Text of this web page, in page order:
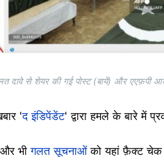
दावे से शेयर की गई पोस्ट (बायें) और एएफ़पी
'द इंडिपेंडेंट' द्वारा हमले के बारे में
भीगलत सूचनाओंको यहां फ़ैक्ट चेक